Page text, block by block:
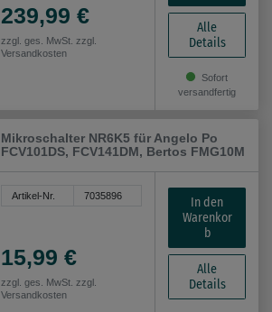
239,99 €
zzgl. ges. MwSt. zzgl.
Versandkosten
Alle
Details
Sofort
versandfertig
Mikroschalter NR6K5 für Angelo Po
FCV101DS, FCV141DM, Bertos FMG10M
Artikel-Nr. 7035896
15,99 €
zzgl. ges. MwSt. zzgl.
Versandkosten
In den
Warenkor
b
Alle
Details